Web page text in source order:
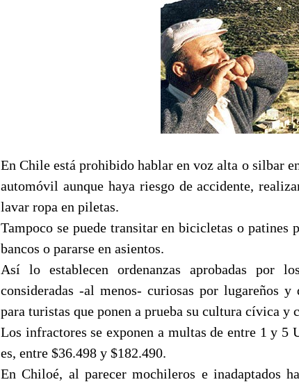
En Chile está prohibido hablar en voz alta o silbar
automóvil aunque haya riesgo de accidente,
lavar ropa en piletas.
Tampoco se puede transitar en bicicletas o patines
bancos o pararse en asientos.
Así lo establecen ordenanzas aprobadas por
consideradas -al menos- curiosas por lugareños
para turistas que ponen a prueba su cultura cívica y
Los infractores se exponen a multas de entre 1 y 5
es, entre $36.498 y $182.490.
En Chiloé, al parecer mochileros e inadaptados